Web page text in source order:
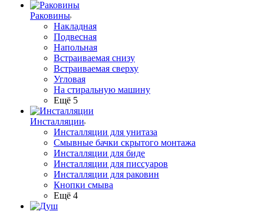
Раковины
Накладная
Подвесная
Напольная
Встраиваемая снизу
Встраиваемая сверху
Угловая
На стиральную машину
Ещё 5
Инсталляции
Инсталляции для унитаза
Смывные бачки скрытого монтажа
Инсталляции для биде
Инсталляции для писсуаров
Инсталляции для раковин
Кнопки смыва
Ещё 4